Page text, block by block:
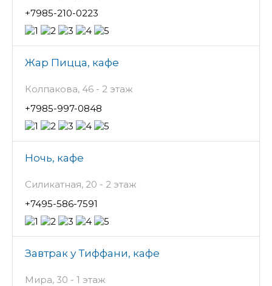
+7985-210-0223
Жар Пицца, кафе
Колпакова, 46 - 2 этаж
+7985-997-0848
Ночь, кафе
Силикатная, 20 - 2 этаж
+7495-586-7591
Завтрак у Тиффани, кафе
Мира, 30 - 1 этаж